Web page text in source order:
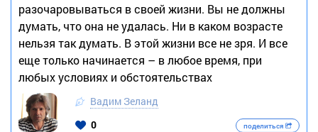
разочаровываться в своей жизни. Вы не должны
думать, что она не удалась. Ни в каком возрасте
нельзя так думать. В этой жизни все не зря. И все
еще только начинается – в любое время, при
любых условиях и обстоятельствах
Вадим Зеланд
0
поделиться